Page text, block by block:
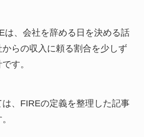
は、会社を辞める日を決める話
らの収入に頼る割合を少しず
す。
、FIREの定義を整理した記事